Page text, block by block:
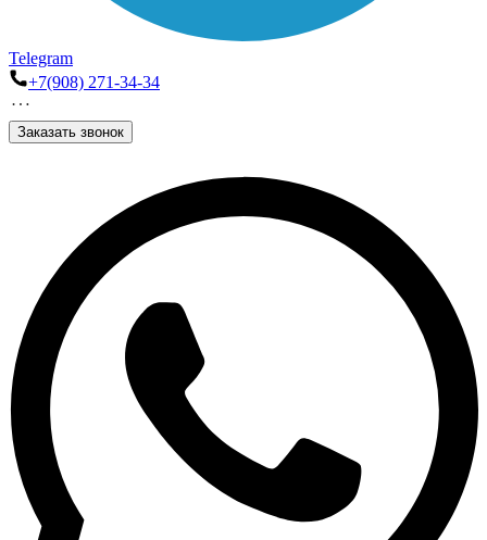
Telegram
+7(908) 271-34-34
Заказать звонок